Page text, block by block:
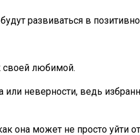
развиваться в
своей любимой.
неверности, ведь
может не просто уйти